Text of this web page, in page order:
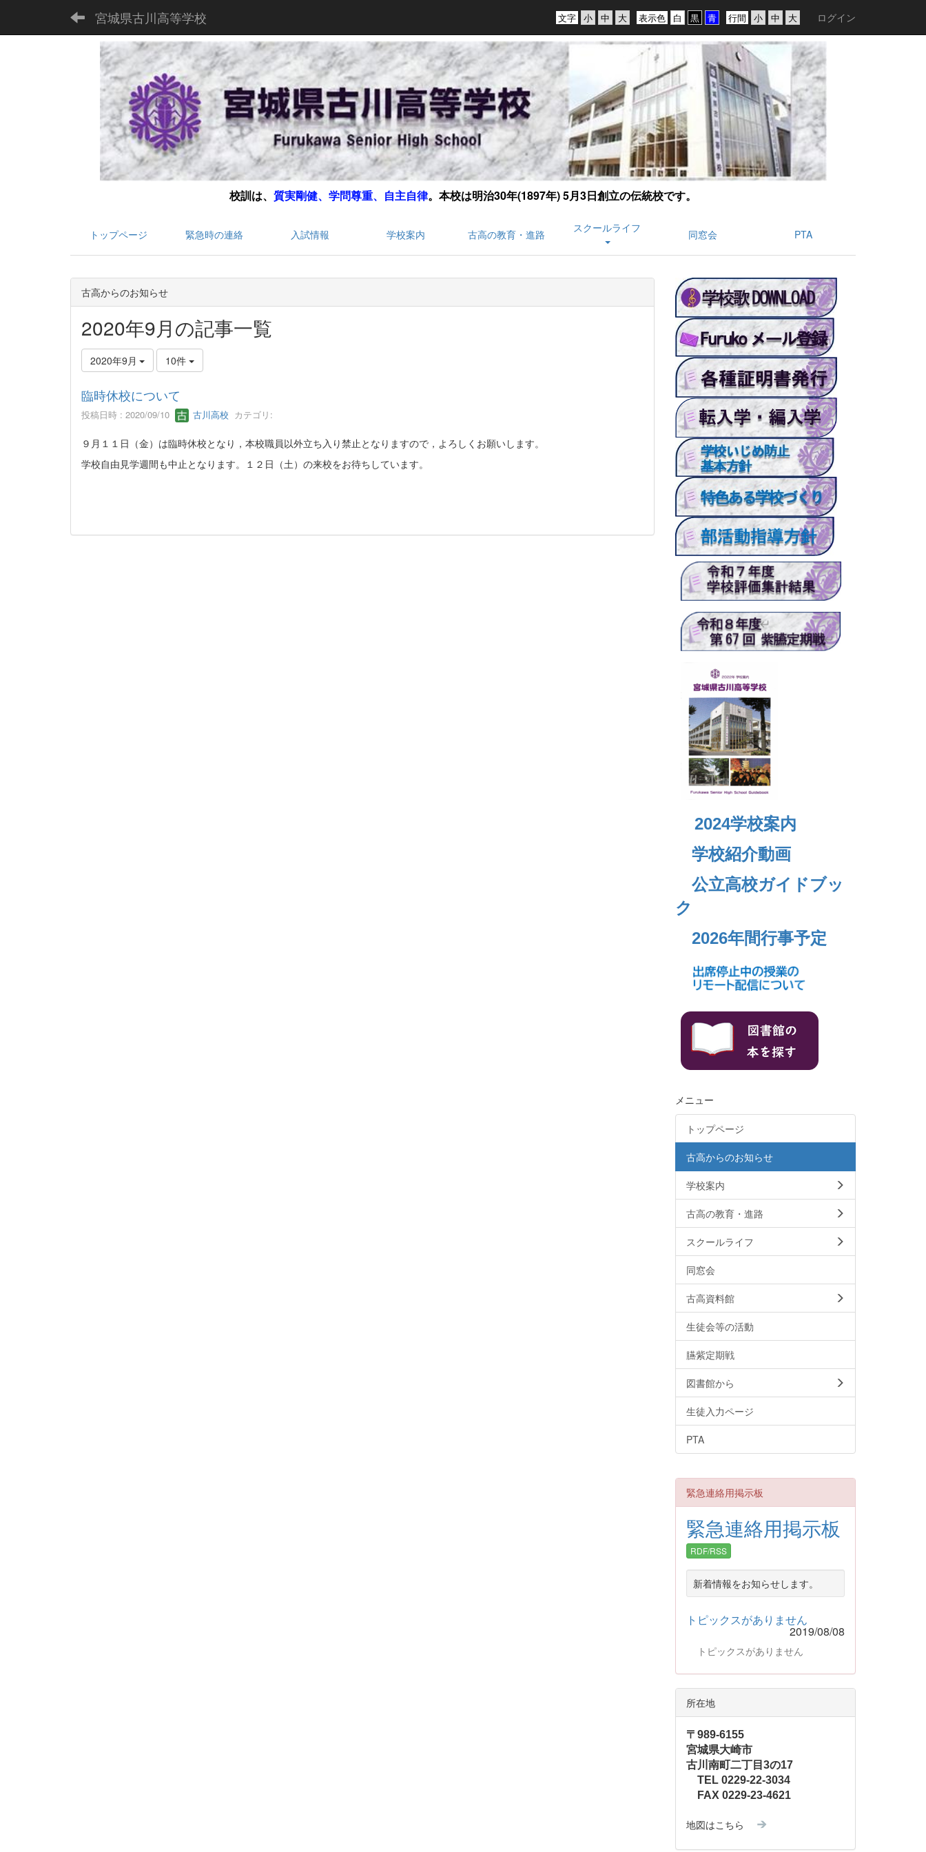
宮城県古川高等学校 行間
表示色
文字 ログイン
校訓は、 質実剛健、学問尊重、自主自律。 本校は明治30年(1897年) 5月3日創立の伝統校です。
トップページ 緊急時の連絡 入試情報 学校案内 古高の教育・進路 スクールライフ 同窓会 PTA
古高からのお知らせ
2020年9月の記事一覧
2020年9月 10件
臨時休校について
投稿日時 : 2020/09/10 古川高校 カテゴリ:
９月１１日（金）は臨時休校となり，本校職員以外立ち入り禁止となりますので，よろしくお願いします。
学校自由見学週間も中止となります。１２日（土）の来校をお待ちしています。
2024学校案内
学校紹介動画
公立高校ガイドブッ
ク
2026年間行事予定
メニュー
トップページ
古高からのお知らせ
学校案内
古高の教育・進路
スクールライフ
同窓会
古高資料館
生徒会等の活動
臙紫定期戦
図書館から
生徒入力ページ
PTA
緊急連絡用掲示板
緊急連絡用掲示板
RDF/RSS
新着情報をお知らせします。
トピックスがありません
2019/08/08
トピックスがありません
所在地
〒989-6155
宮城県大崎市
古川南町二丁目3の17
TEL 0229-22-3034
FAX 0229-23-4621
地図はこちら